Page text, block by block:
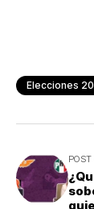
Elecciones